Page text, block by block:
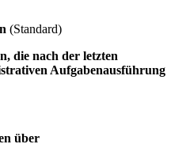
(Standard)
die nach der letzten
Aufgabenausführung
über